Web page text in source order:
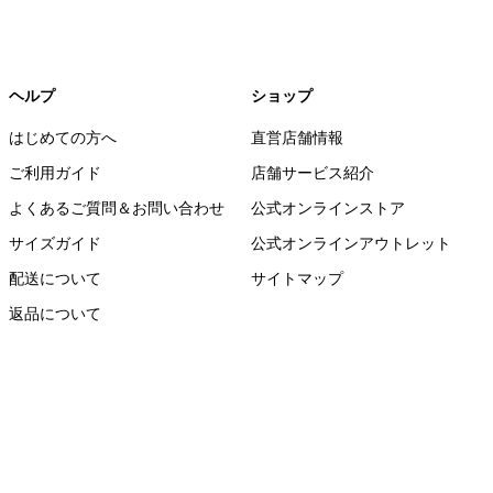
ヘルプ
はじめての方へ
ご利用ガイド
よくあるご質問＆お問い合わせ
サイズガイド
配送について
返品について
ショップ
直営店舗情報
店舗サービス紹介
公式オンラインストア
公式オンラインアウトレット
サイトマップ